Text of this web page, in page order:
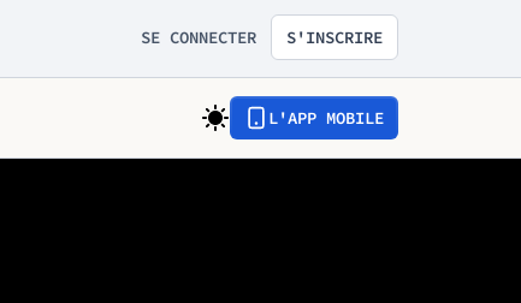
SE CONNECTER S'INSCRIRE
L'APP MOBILE